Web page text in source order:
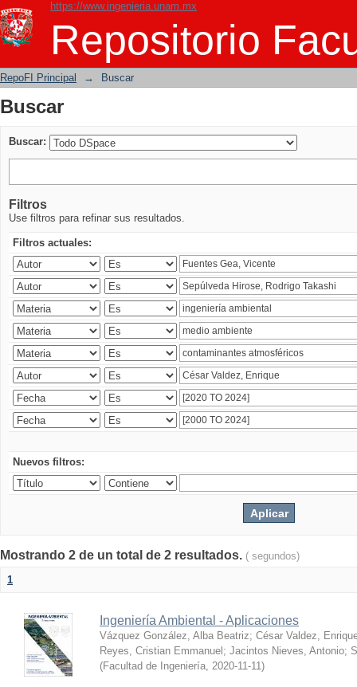
https://www.ingenieria.unam.mx
Repositorio
Buscar
RepoFI Principal → Buscar
Buscar
Buscar:
Filtros
Use filtros para refinar sus resultados.
Filtros actuales:
Nuevos filtros:
Mostrando 2 de un total de 2 resultados. ( segundos)
1
Ingeniería Ambiental - Aplicaciones
Vázquez González, Alba Beatriz; César Valdez,
Reyes, Cristian Emmanuel ; Jacintos Nieves, Antonio;
(Facultad de Ingeniería, 2020-11-11)